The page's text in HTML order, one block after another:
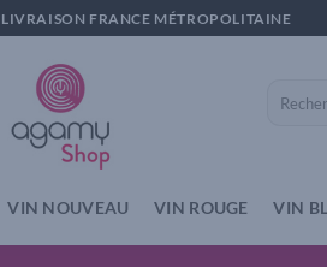
LIVRAISON FRANCE MÉTROPOLITAINE
pour :
VIN NOUVEAU VIN ROUGE VIN